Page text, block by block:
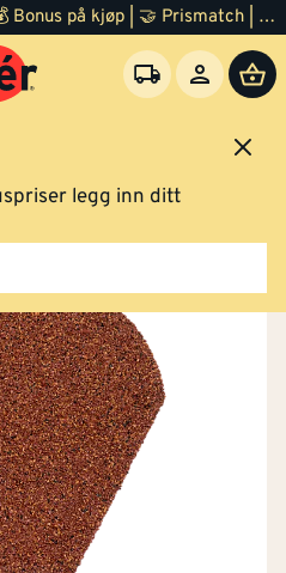
🚚 Fri frakt over 20 000 kr | 💰 Bonus på kjøp | 🤝 Prismatch | ⭐ 100% fornøyd garanti | 🏪 140 byggevarehus
legg inn ditt
GRÅ